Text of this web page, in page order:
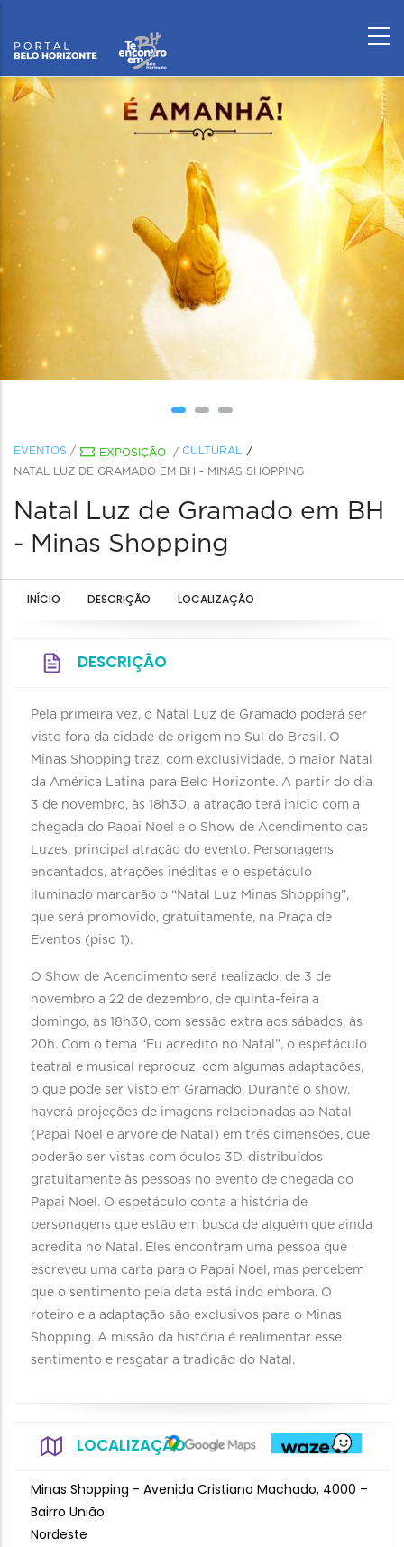
EVENTOS / EXPOSIÇÃO / CULTURAL
NATAL LUZ DE GRAMADO EM BH - MINAS SHOPPING
Natal Luz de Gramado em BH
- Minas Shopping
INÍCIO DESCRIÇÃO LOCALIZAÇÃO
DESCRIÇÃO
Pela primeira vez, o Natal Luz de Gramado poderá ser
visto fora da cidade de origem no Sul do Brasil. O
Minas Shopping traz, com exclusividade, o maior Natal
da América Latina para Belo Horizonte. A partir do dia
3 de novembro, às 18h30, a atração terá início com a
chegada do Papai Noel e o Show de Acendimento das
Luzes, principal atração do evento. Personagens
encantados, atrações inéditas e o espetáculo
iluminado marcarão o “Natal Luz Minas Shopping”,
que será promovido, gratuitamente, na Praça de
Eventos (piso 1).
O Show de Acendimento será realizado, de 3 de
novembro a 22 de dezembro, de quinta-feira a
domingo, às 18h30, com sessão extra aos sábados, às
20h. Com o tema “Eu acredito no Natal”, o espetáculo
teatral e musical reproduz, com algumas adaptações,
o que pode ser visto em Gramado. Durante o show,
haverá projeções de imagens relacionadas ao Natal
(Papai Noel e árvore de Natal) em três dimensões, que
poderão ser vistas com óculos 3D, distribuídos
gratuitamente às pessoas no evento de chegada do
Papai Noel. O espetáculo conta a história de
personagens que estão em busca de alguém que ainda
acredita no Natal. Eles encontram uma pessoa que
escreveu uma carta para o Papai Noel, mas percebem
que o sentimento pela data está indo embora. O
roteiro e a adaptação são exclusivos para o Minas
Shopping. A missão da história é realimentar esse
sentimento e resgatar a tradição do Natal.
LOCALIZAÇÃO
Minas Shopping - Avenida Cristiano Machado, 4000 –
Bairro União
Nordeste